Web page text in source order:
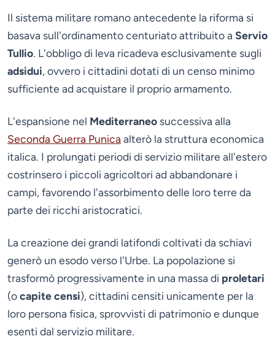
Il sistema militare romano antecedente la riforma si
basava sull'ordinamento centuriato attribuito a Servio
Tullio. L'obbligo di leva ricadeva esclusivamente sugli
adsidui, ovvero i cittadini dotati di un censo minimo
sufficiente ad acquistare il proprio armamento.
L'espansione nel Mediterraneo successiva alla
Seconda Guerra Punica alterò la struttura economica
italica. I prolungati periodi di servizio militare all'estero
costrinsero i piccoli agricoltori ad abbandonare i
campi, favorendo l'assorbimento delle loro terre da
parte dei ricchi aristocratici.
La creazione dei grandi latifondi coltivati da schiavi
generò un esodo verso l'Urbe. La popolazione si
trasformò progressivamente in una massa di proletari
(ocapite censi), cittadini censiti unicamente per la
loro persona fisica, sprovvisti di patrimonio e dunque
esenti dal servizio militare.